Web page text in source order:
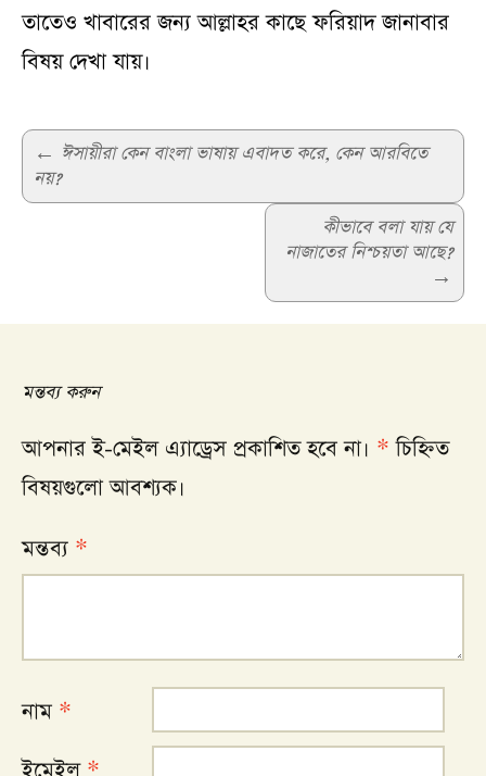
তাতেও খাবারের জন্য আল্লাহর কাছে ফরিয়াদ জানাবার
বিষয় দেখা যায়।
Post
navigation
← ঈসায়ীরা কেন বাংলা ভাষায় এবাদত করে, কেন আরবিতে
নয়?
কীভাবে বলা যায় যে
নাজাতের নিশ্চয়তা আছে?
→
মন্তব্য করুন
আপনার ই-মেইল এ্যাড্রেস প্রকাশিত হবে না। * চিহ্নিত
বিষয়গুলো আবশ্যক।
মন্তব্য *
নাম *